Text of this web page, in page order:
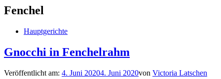
Fenchel
Hauptgerichte
Gnocchi in Fenchelrahm
Veröffentlicht am: 4. Juni 20204. Juni 2020von Victoria Latschen